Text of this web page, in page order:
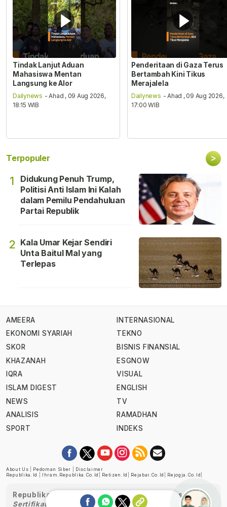
Tindak Lanjut Aduan
Mahasiswa Mentan
Langsung ke Alor
Dailynews - Ahad , 09 Aug 2026,
18:15 WIB
Penderitaan di Gaza Terus
Bertambah Kini Tikus
Merajalela
Dailynews - Ahad , 09 Aug 2026,
17:00 WIB
Terpopuler >
1
Didukung Penuh Trump,
Politisi Anti Islam Ini Kalah
dalam Pemilu Pendahuluan
Partai Republik
2 Kala Umar Kejar Sendiri
Unta Baitul Mal yang
Terlepas
AMEERA
EKONOMI SYARIAH
SKOR
KHAZANAH
IQRA
ISLAM DIGEST
NEWS
ANALISIS
SPORT
INTERNASIONAL
TEKNO
BISNIS FINANSIAL
ESGNOW
VISUAL
ENGLISH
TV
RAMADHAN
INDEKS
About Us Pedoman Siber
Disclaimer
Republika.id
Ihram.republika.co.id Retizen.id Rejabar.co.id Rejogja.co.id
Republika telah diverifikasi oleh Dewan Pers
Sertifikat Nomor 1058/DP-Verifikasi/K/XII/2022